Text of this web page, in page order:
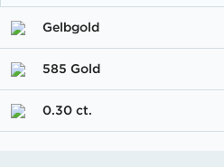
Gelbgold
585 Gold
0.30 ct.